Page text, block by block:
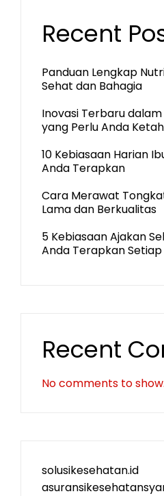
Recent
Panduan Lengkap
Sehat dan Bahagia
Inovasi Terbaru
yang Perlu Anda
10 Kebiasaan Harian
Anda Terapkan
Cara Merawat
Lama dan Berkualitas
5 Kebiasaan Ajakan
Anda Terapkan Setiap
Recent
No comments to show.
solusikesehatan.id